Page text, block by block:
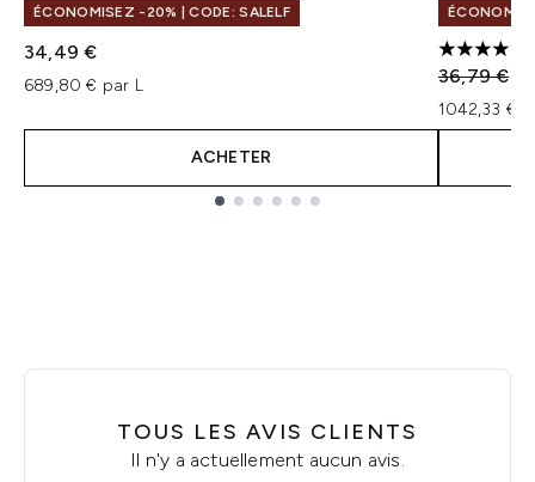
ÉCONOMISEZ -20% | CODE: SALELF
34,49 €
689,80 € par L
ACHETER
5 étoiles
Prix de
36,79 €
1042,33 €
TOUS LES AVIS CLIENTS
Il n'y a actuellement aucun avis.